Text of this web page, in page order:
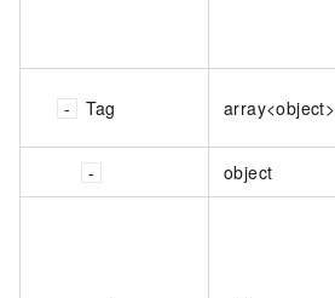
Tag array<object>
object